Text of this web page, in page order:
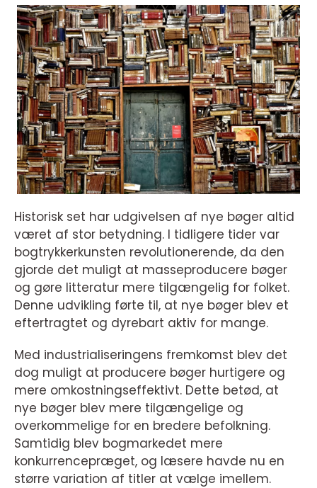
Historisk set har udgivelsen af nye bøger altid
været af stor betydning. I tidligere tider var
bogtrykkerkunsten revolutionerende, da den
gjorde det muligt at masseproducere bøger
og gøre litteratur mere tilgængelig for folket.
Denne udvikling førte til, at nye bøger blev et
eftertragtet og dyrebart aktiv for mange.
Med industrialiseringens fremkomst blev det
dog muligt at producere bøger hurtigere og
mere omkostningseffektivt. Dette betød, at
nye bøger blev mere tilgængelige og
overkommelige for en bredere befolkning.
Samtidig blev bogmarkedet mere
konkurrencepræget, og læsere havde nu en
større variation af titler at vælge imellem.